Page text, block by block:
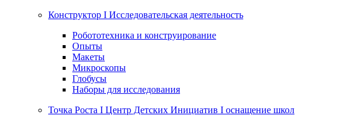
Конструктор I Исследовательская деятельность
Робототехника и конструирование
Опыты
Макеты
Микроскопы
Глобусы
Наборы для исследования
Точка Роста I Центр Детских Инициатив I оснащение школ